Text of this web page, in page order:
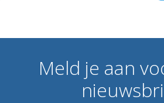
Meld je aan